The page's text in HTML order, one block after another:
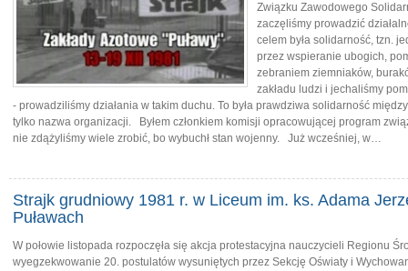
Związku Zawodowego
zaczęliśmy prowadzić
celem była solidarność, tzn.
przez wspieranie ubogich,
zebraniem ziemniaków,
zakładu ludzi i jechaliśmy
- prowadziliśmy działania w takim duchu. To była prawdziwa solidarność
tylko nazwa organizacji. Byłem członkiem komisji opracowującej program
nie zdążyliśmy wiele zrobić, bo wybuchł stan wojenny. Już wcześniej, w…
Strajk grudniowy 1981 r. w Liceum im. ks. Adama
Puławach
W połowie listopada rozpoczęła się akcja protestacyjna nauczycieli Regionu
wyegzekwowanie 20. postulatów wysuniętych przez Sekcję Oświaty i